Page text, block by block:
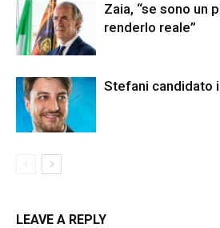
Zaia, “se sono un
renderlo reale”
Stefani candidato
LEAVE A REPLY